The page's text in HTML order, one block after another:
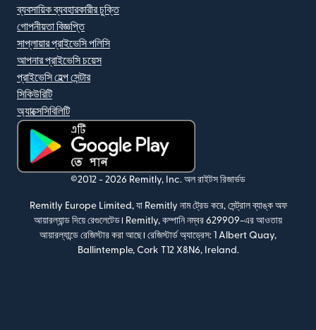
ব্যবসায়িক ব্যবহারকারীর চুক্তি
গোপনীয়তা বিজ্ঞপ্তি
সাপ্লায়ার প্রাইভেসি পলিসি
আপনার প্রাইভেসি চয়েস
প্রাইভেসি হেল্প সেন্টার
সিকিউরিটি
অ্যাক্সেসিবিলিটি
(নতুন উইন্ডোতে খুলবে)
©2012 - 2026 Remitly, Inc. অল রাইটস রিজার্ভড
Remitly Europe Limited, যা Remitly নাম ট্রেড করে, সেন্ট্রাল ব্যাঙ্ক অফ
আয়ারল্যান্ড দিয়ে রেগুলেটেড। Remitly, কম্পানি নম্বর 629909-এর আওতায়
আয়ারল্যান্ডে রেজিস্টার করা আছে। রেজিস্টার্ড অ্যাড্রেস: 1 Albert Quay,
Ballintemple, Cork T12 X8N6, Ireland.